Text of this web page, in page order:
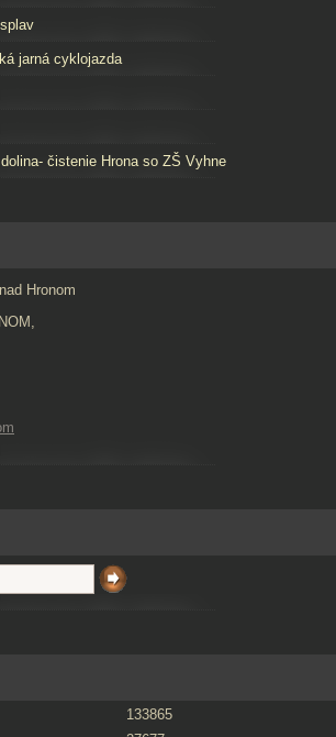
jarná cyklojazda
čistenie Hrona so ZŠ Vyhne
Hronom
133865